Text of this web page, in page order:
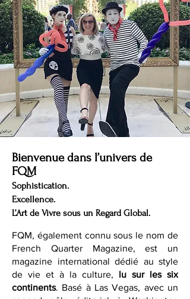
Bienvenue dans l’univers de
FQM
Sophistication.
Excellence.
L’Art de Vivre sous un Regard Global.
FQM, également connu sous le nom de
French Quarter Magazine, est un
magazine international dédié au style
de vie et à la culture, lu sur les six